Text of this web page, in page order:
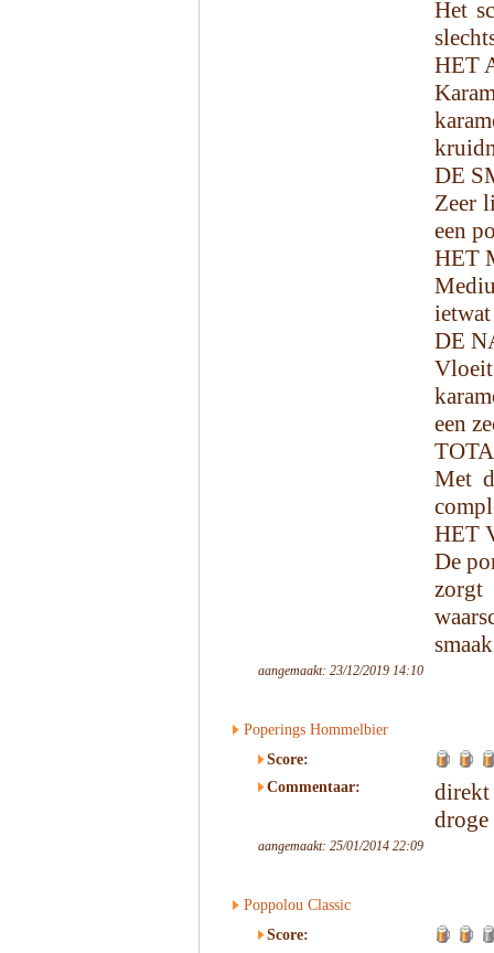
Het
HET
DE
Zeer
een
HET
DE
een
Met
HET
De
zorgt
aangemaakt: 23/12/2019 14:10
Poperings Hommelbier
Score:
Commentaar:
aangemaakt: 25/01/2014 22:09
Poppolou Classic
Score: